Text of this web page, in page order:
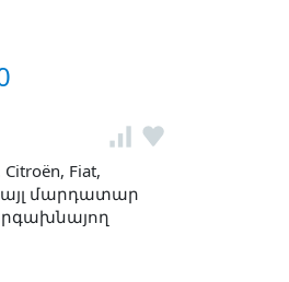
Fiat,
և այլ մարդատար